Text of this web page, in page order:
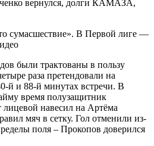
сумасшествие». В Первой лиге —
были трактованы в пользу
раза претендовали на
и 88‑й минутах встречи. В
время полузащитник
навесил на Артёма
мяч в сетку. Гол отменили из-
поля – Прокопов доверился